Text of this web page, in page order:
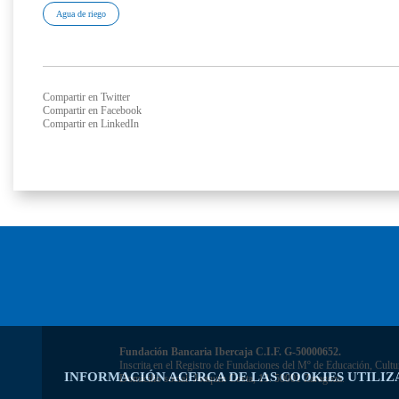
INFORMACIÓN ACERCA DE LAS COOKIES
Agua de riego
Compartir en Twitter
Compartir en Facebook
Compartir en LinkedIn
Fundación Bancaria Ibercaja C.I.F. G-50000652.
Inscrita en el Registro de Fundaciones del Mº de Educación,
Domicilio social: Joaquín Costa, 13. 50001 Zaragoza.